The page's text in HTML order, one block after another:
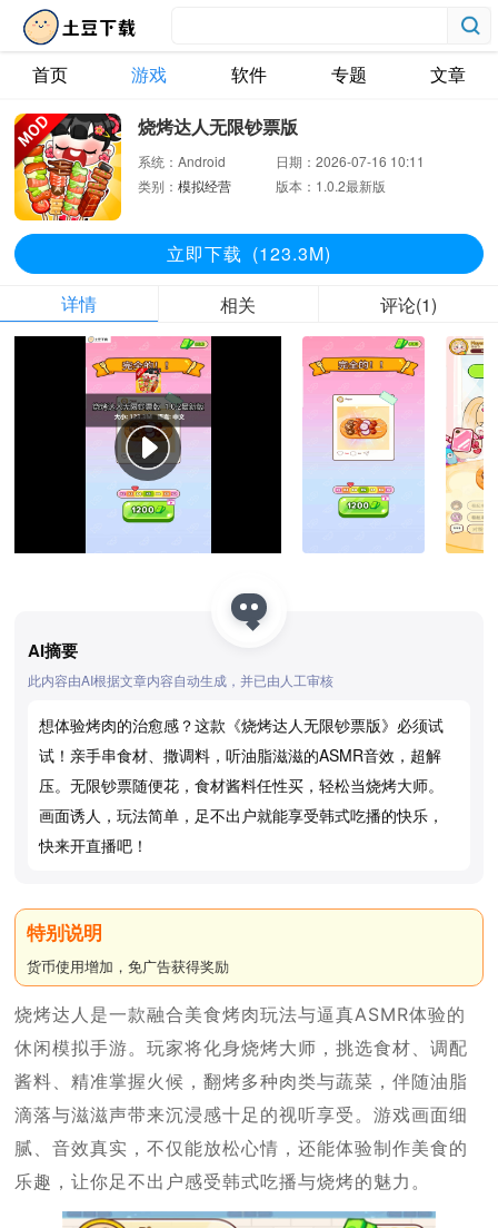
首页 游戏 软件 专题 文章
烧烤达人无限钞票版
系统：Android 日期：2026-07-16 10:11
类别：模拟经营 版本： 1.0.2最新版
立即下载 (123.3M)
详情
相关 评论(1)
AI摘要
此内容由AI根据文章内容自动生成，并已由人工审核
想体验烤肉的治愈感？这款《烧烤达人无限钞票版》必须试
试！亲手串食材、撒调料，听油脂滋滋的ASMR音效，超解
压。无限钞票随便花，食材酱料任性买，轻松当烧烤大师。
画面诱人，玩法简单，足不出户就能享受韩式吃播的快乐，
快来开直播吧！
货币使用增加，免广告获得奖励
烧烤达人是一款融合美食烤肉玩法与逼真ASMR体验的
休闲模拟手游。玩家将化身烧烤大师，挑选食材、调配
酱料、精准掌握火候，翻烤多种肉类与蔬菜，伴随油脂
滴落与滋滋声带来沉浸感十足的视听享受。游戏画面细
腻、音效真实，不仅能放松心情，还能体验制作美食的
乐趣，让你足不出户感受韩式吃播与烧烤的魅力。